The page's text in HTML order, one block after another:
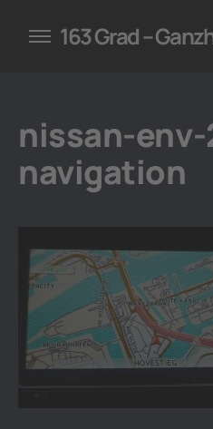
für
163 Grad –
nissan-
navigation